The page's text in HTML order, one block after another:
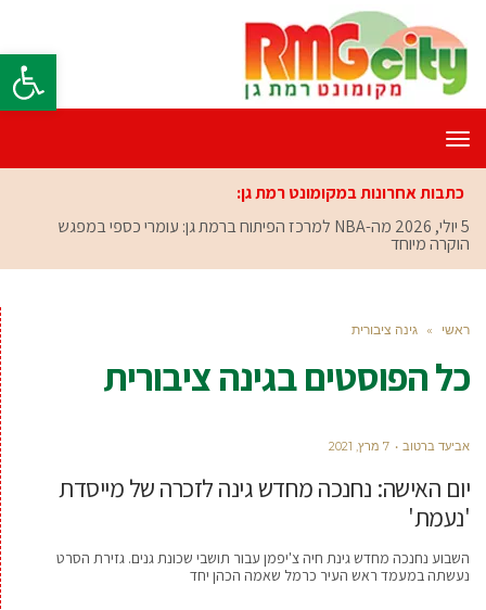
פתח
תפריט
כתבות אחרונות במקומונט רמת גן:
5 יולי, 2026
מה-NBA למרכז הפיתוח ברמת גן: עומרי כספי במפגש
הוקרה מיוחד
ראשי » גינה ציבורית
כל הפוסטים בגינה ציבורית
אביעד ברטוב 7 מרץ, 2021
יום האישה: נחנכה מחדש גינה לזכרה של מייסדת
'נעמת'
השבוע נחנכה מחדש גינת חיה צ'יפמן עבור תושבי שכונת גנים. גזירת הסרט
נעשתה במעמד ראש העיר כרמל שאמה הכהן יחד